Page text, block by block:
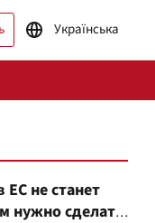
Українська
не станет
нужно сделать